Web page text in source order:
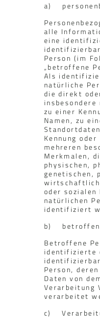
a)
alle
eine
Person (im
„betroffene
Als
natürliche
die direkt
zu einer
Namen, zu
Kennung
mehreren
Merkmalen,
physischen,
genetischen,
oder
natürlichen
identifiziert
b)
Betroffene
identifizierte
Person,
Daten von
Verarbeitung
verarbeitet
c)